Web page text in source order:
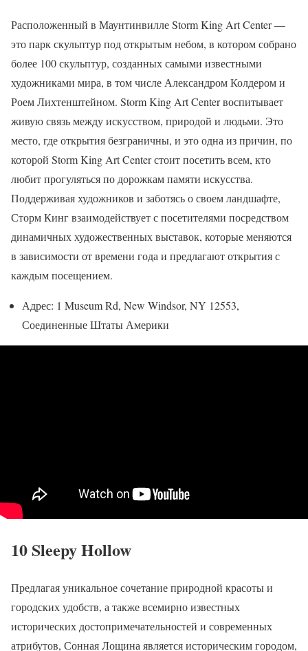
Расположенный в Маунтинвилле Storm King Art Center —
это парк скульптур под открытым небом, в котором собрано
более 100 скульптур, созданных самыми известными
художниками мира, в том числе Александром Колдером и
Роем Лихтенштейном. Storm King Art Center воспитывает
живую связь между искусством, природой и людьми. Это
место, где открытия безграничны, и это одна из причин, по
которой Storm King Art Center стоит посетить всем, кто
любит прогуляться по дорожкам памяти искусства.
Поддерживая художников и заботясь о своем ландшафте,
Сторм Кинг взаимодействует с посетителями посредством
динамичных художественных выставок, которые меняются
в зависимости от времени года и предлагают открытия с
каждым посещением.
Адрес: 1 Museum Rd, New Windsor, NY 12553,
Соединенные Штаты Америки
10 Sleepy Hollow
Предлагая уникальное сочетание природной красоты и
городских удобств, а также всемирно известных
исторических достопримечательностей и современных
атрибутов, Сонная Лощина является историческим городом,